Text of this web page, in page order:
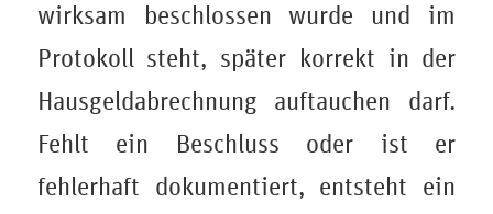
wirksam beschlossen wurde und im
Protokoll steht, später korrekt in der
Hausgeldabrechnung auftauchen darf.
Fehlt ein Beschluss oder ist er
fehlerhaft dokumentiert, entsteht ein